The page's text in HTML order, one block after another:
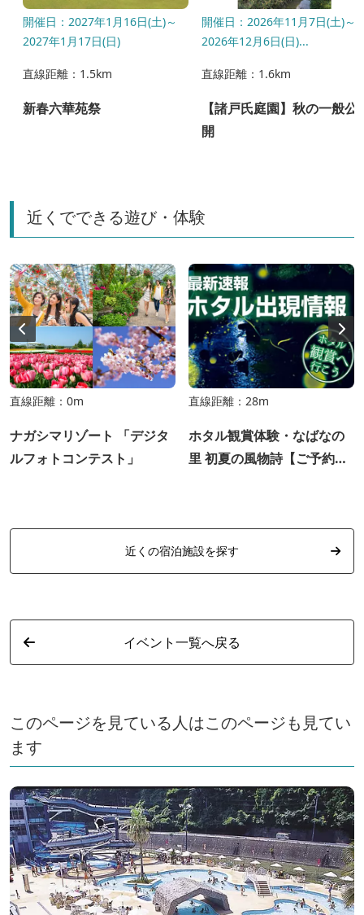
開催日：2027年1月16日(土)～
2027年1月17日(日)
直線距離：1.5km
新春六華苑祭
開催日：2026年11月7日(土)～
2026年12月6日(日)...
直線距離：1.6km
【諸戸氏庭園】秋の一般公
開
近くでできる遊び・体験
直線距離：0m
ナガシマリゾート 「デジタ
ルフォトコンテスト」
直線距離：28m
ホタル観賞体験・なばなの
里 初夏の風物詩【ご予約不
近くの宿泊施設を探す
イベント一覧へ戻る
このページを見ている人はこのページも見てい
ます